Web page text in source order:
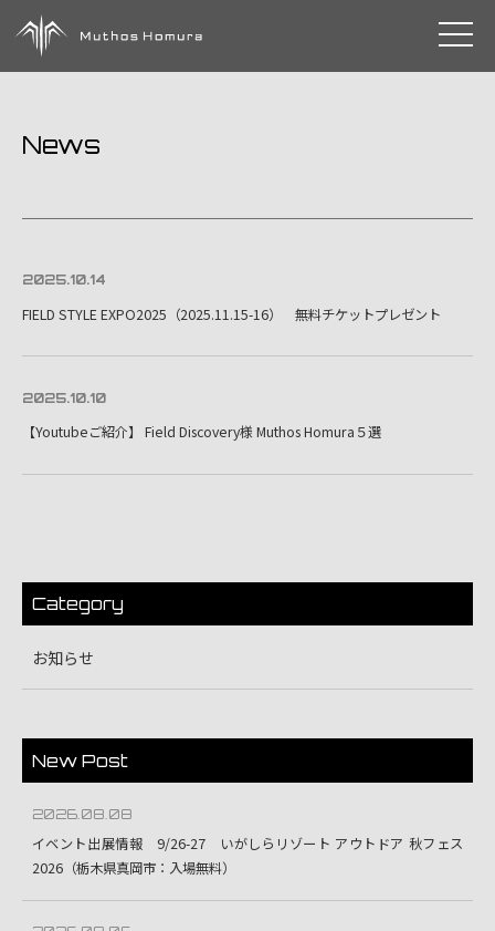
toggle
News
2025.10.14
FIELD STYLE EXPO2025（2025.11.15-16） 無料チケットプレゼント
2025.10.10
【Youtubeご紹介】 Field Discovery様 Muthos Homura５選
Category
お知らせ
New Post
2026.08.08
イベント出展情報 9/26-27 いがしらリゾート アウトドア 秋フェス
2026（栃木県真岡市：入場無料）